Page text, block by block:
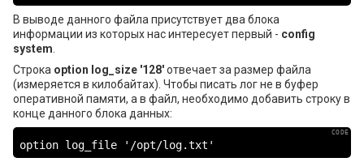
В выводе данного файла присутствует два блока
информации из которых нас интересует первый - config
system
Строка option log_size '128'отвечает за размер файла
(измеряется в килобайтах). Чтобы писать лог не в буфер
оперативной памяти, а в файл, необходимо добавить строку в
конце данного блока данных:
option log_file '/opt/log.txt'